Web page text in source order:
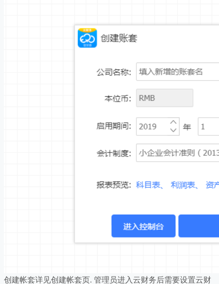
创建帐套详见创建帐套页. 管理员进入云财务后需要设置云财